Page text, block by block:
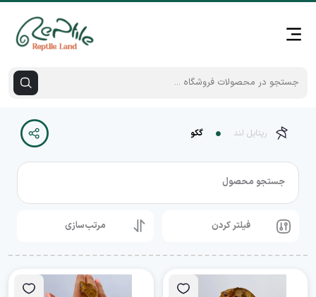
رپتایل لند گکو
جستجو محصول
فیلتر کردن مرتب‌سازی